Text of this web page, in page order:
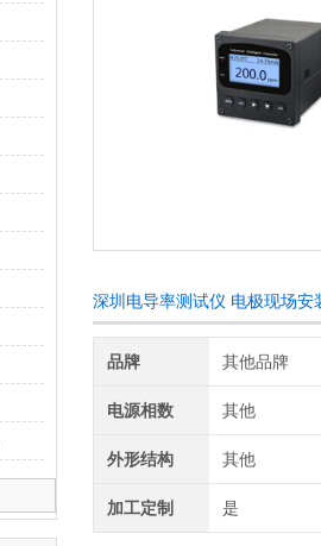
深圳电导率测试仪 电极现场安
品牌 其他品牌
电源相数 其他
外形结构 其他
加工定制 是